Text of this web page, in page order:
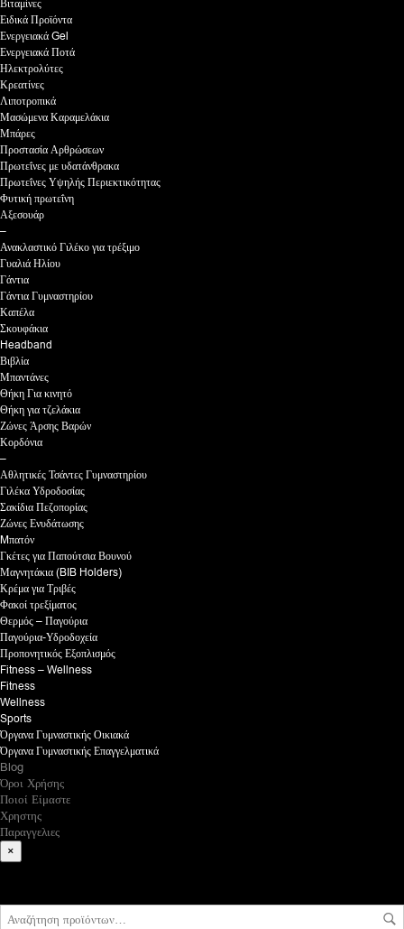
Βιταμίνες
Ειδικά Προϊόντα
Ενεργειακά Gel
Ενεργειακά Ποτά
Ηλεκτρολύτες
Κρεατίνες
Λιποτροπικά
Μασώμενα Καραμελάκια
Μπάρες
Προστασία Αρθρώσεων
Πρωτεΐνες με υδατάνθρακα
Πρωτεΐνες Υψηλής Περιεκτικότητας
Φυτική πρωτεΐνη
Αξεσουάρ
–
Ανακλαστικό Γιλέκο για τρέξιμο
Γυαλιά Ηλίου
Γάντια
Γάντια Γυμναστηρίου
Καπέλα
Σκουφάκια
Headband
Βιβλία
Μπαντάνες
Θήκη Για κινητό
Θήκη για τζελάκια
Ζώνες Άρσης Βαρών
Κορδόνια
–
Αθλητικές Τσάντες Γυμναστηρίου
Γιλέκα Υδροδοσίας
Σακίδια Πεζοπορίας
Ζώνες Ενυδάτωσης
Mπατόν
Γκέτες για Παπούτσια Βουνού
Μαγνητάκια (BIB Holders)
Κρέμα για Τριβές
Φακοί τρεξίματος
Θερμός – Παγούρια
Παγούρια-Υδροδοχεία
Προπονητικός Εξοπλισμός
Fitness – Wellness
Fitness
Wellness
Sports
Όργανα Γυμναστικής Οικιακά
Όργανα Γυμναστικής Επαγγελματικά
Blog
Όροι Χρήσης
Ποιοί Είμαστε
Χρηστης
Παραγγελιες
×